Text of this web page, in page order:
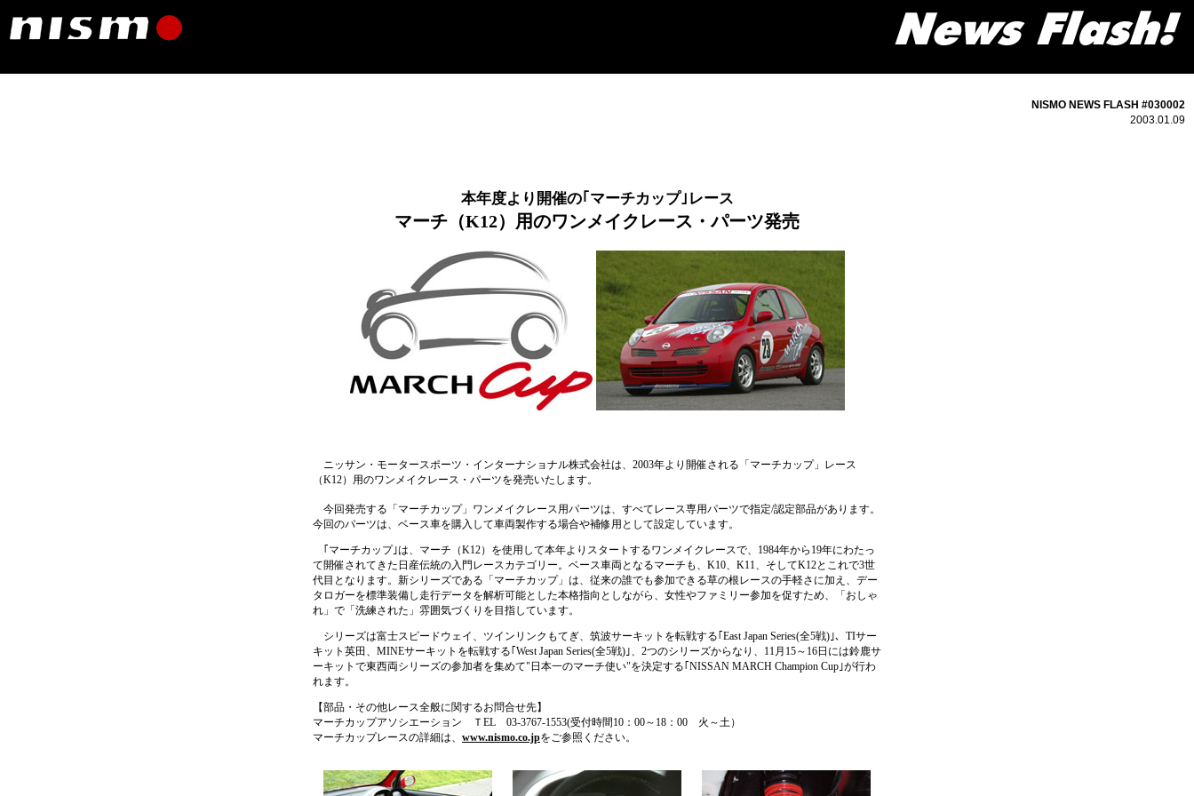
NISMO NEWS FLASH #030002
2003.01.09
本年度より開催の｢マーチカップ｣レース
マーチ（K12）用のワンメイクレース・パーツ発売
ニッサン・モータースポーツ・インターナショナル株式会社は、2003年より開催される「マーチカップ」レース
（K12）用のワンメイクレース・パーツを発売いたします。
今回発売する「マーチカップ」ワンメイクレース用パーツは、すべてレース専用パーツで指定/認定部品があります。
今回のパーツは、ベース車を購入して車両製作する場合や補修用として設定しています。
｢マーチカップ｣は、マーチ（K12）を使用して本年よりスタートするワンメイクレースで、1984年から19年にわたっ
て開催されてきた日産伝統の入門レースカテゴリー。ベース車両となるマーチも、K10、K11、そしてK12とこれで3世
代目となります。新シリーズである「マーチカップ」は、従来の誰でも参加できる草の根レースの手軽さに加え、デー
タロガーを標準装備し走行データを解析可能とした本格指向としながら、女性やファミリー参加を促すため、「おしゃ
れ」で「洗練された」雰囲気づくりを目指しています。
シリーズは富士スピードウェイ、ツインリンクもてぎ、筑波サーキットを転戦する｢East Japan Series(全5戦)｣、TIサー
キット英田、MINEサーキットを転戦する｢West Japan Series(全5戦)｣、2つのシリーズからなり、11月15～16日には鈴鹿サ
ーキットで東西両シリーズの参加者を集めて"日本一のマーチ使い"を決定する｢NISSAN MARCH Champion Cup｣が行わ
れます。
【部品・その他レース全般に関するお問合せ先】
マーチカップアソシエーション ＴEL 03-3767-1553(受付時間10：00～18：00 火～土）
マーチカップレースの詳細は、 www.nismo.co.jpをご参照ください。